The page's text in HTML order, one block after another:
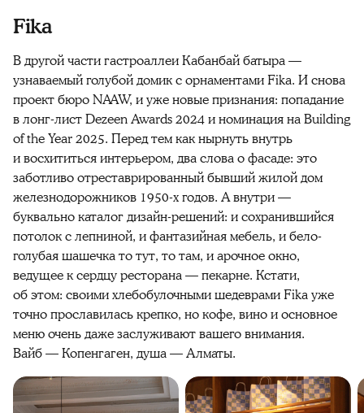
Fika
В другой части гастроаллеи Кабанбай батыра —
узнаваемый голубой домик с орнаментами Fika. И снова
проект бюро NAAW, и уже новые признания: попадание
в лонг-лист Dezeen Awards 2024 и номинация на Building
of the Year 2025. Перед тем как нырнуть внутрь
и восхититься интерьером, два слова о фасаде: это
заботливо отреставрированный бывший жилой дом
железнодорожников 1950-х годов. А внутри —
буквально каталог дизайн-решений: и сохранившийся
потолок с лепниной, и фантазийная мебель, и бело-
голубая шашечка то тут, то там, и арочное окно,
ведущее к сердцу ресторана — пекарне. Кстати,
об этом: своими хлебобулочными шедеврами Fika уже
точно прославилась крепко, но кофе, вино и основное
меню очень даже заслуживают вашего внимания.
Вайб — Копенгаген, душа — Алматы.